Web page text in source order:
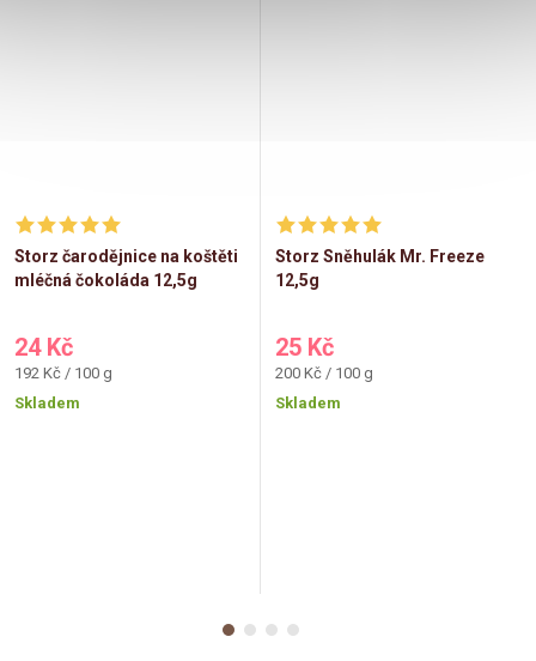
Storz čarodějnice na koštěti
mléčná čokoláda 12,5g
24 Kč
Měrná
cena:
192 Kč / 100 g
Skladem
Storz Sněhulák Mr. Freeze
12,5g
25 Kč
Měrná
cena:
200 Kč / 100 g
Skladem